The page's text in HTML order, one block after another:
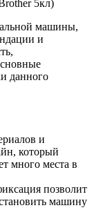
5кл)
машины,
и
данного
и
который
много места в
позволит
машину